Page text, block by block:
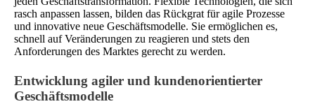
rasch anpassen lassen, bilden das Rückgrat für agile Prozesse
und innovative neue Geschäftsmodelle. Sie ermöglichen es,
schnell auf Veränderungen zu reagieren und stets den
Anforderungen des Marktes gerecht zu werden.
Entwicklung agiler und kundenorientierter
Geschäftsmodelle